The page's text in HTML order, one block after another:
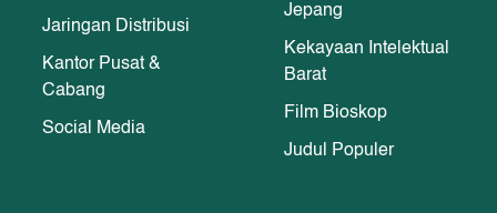
Jaringan Distribusi
Kantor Pusat &
Cabang
Social Media
Jepang
Kekayaan Intelektual
Barat
Film Bioskop
Judul Populer